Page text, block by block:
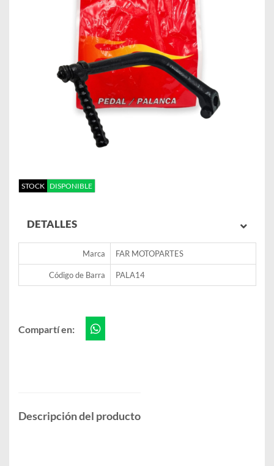
STOCK DISPONIBLE
DETALLES
Marca FAR MOTOPARTES
Código de Barra PALA14
Compartí en:
Descripción del producto